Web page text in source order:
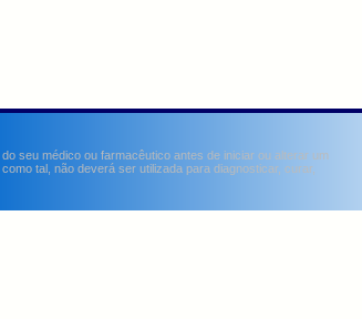
seu médico ou farmacêutico antes de iniciar ou alterar um
tal, não deverá ser utilizada para diagnosticar, curar,